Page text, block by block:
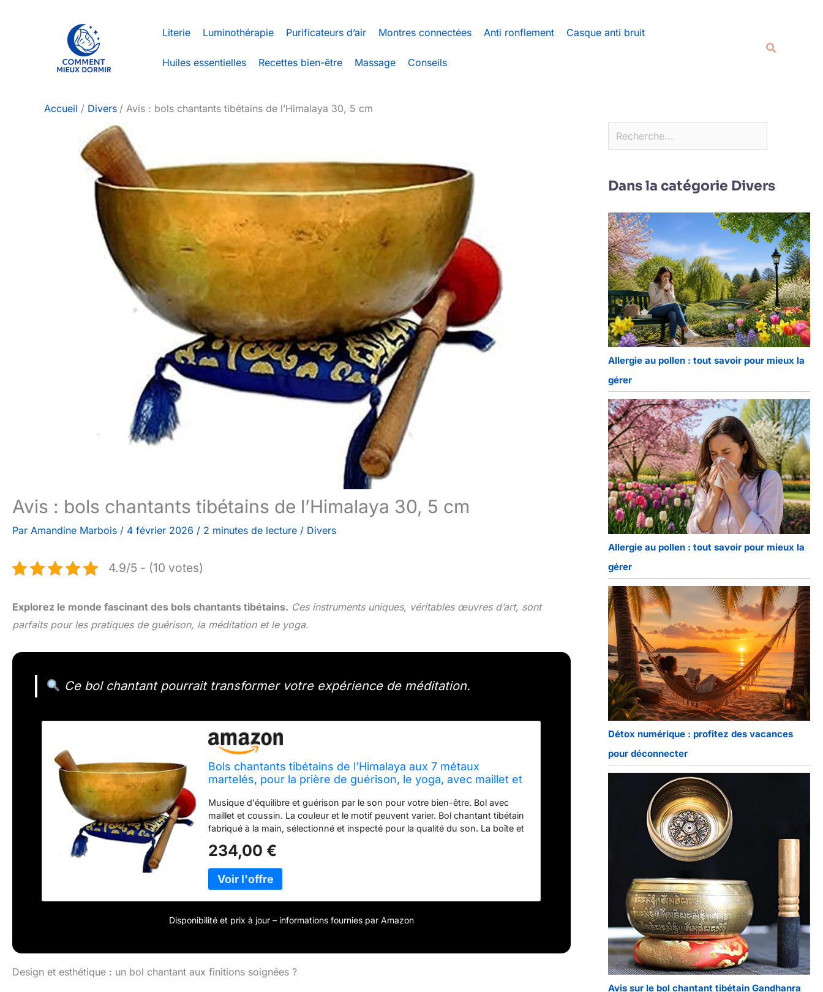
Literie Luminothérapie Purificateurs d’air Montres connectées Anti ronflement Casque anti bruit
Huiles essentielles Recettes bien-être Massage Conseils
Accueil Divers Avis : bols chantants tibétains de l’Himalaya 30, 5 cm
Avis : bols chantants tibétains de l’Himalaya 30, 5 cm
Par Amandine Marbois / 4 février 2026 / 2 minutes de lecture / Divers
4.9/5 - (10 votes)
Explorez le monde fascinant des bols chantants tibétains. Ces instruments uniques, véritables œuvres d’art, sont
parfaits pour les pratiques de guérison, la méditation et le yoga.
Ce bol chantant pourrait transformer votre expérience de méditation.
Bols chantants tibétains de l’Himalaya aux 7 métaux
martelés, pour la prière de guérison, le yoga, avec maillet et
Musique d'équilibre et guérison par le son pour votre bien-être. Bol avec
maillet et coussin. La couleur et le motif peuvent varier. Bol chantant tibétain
fabriqué à la main, sélectionné et inspecté pour la qualité du son. La boîte et
chantant est fabriqué à la main dans les contreforts de l'Himalaya par des
artisans népalais pour créer une ambiance apaisante et de méditation. Les
processus de guérison sont initiés par l'entraînement de nos ondes
cérébrales à se synchroniser avec la résonance parfaite des bols. Vous
tibétain unique pour créer un type de médecine énergétique qui réduit le
Apportez-le au cours de yoga, au bureau ou en retraite. Il est assez petit
pour tenir dans la paume de votre main, mais chante avec des tons pures et
234,00 €
Disponibilité et prix à jour – informations fournies par Amazon
Design et esthétique : un bol chantant aux finitions soignées ?
Dans la catégorie Divers
Allergie au pollen : tout savoir pour mieux la
gérer
Allergie au pollen : tout savoir pour mieux la
gérer
Détox numérique : profitez des vacances
pour déconnecter
Avis sur le bol chantant tibétain Gandhanra